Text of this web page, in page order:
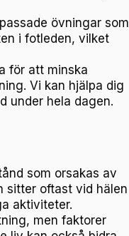
övningar som
i fotleden, vilket
för att minska
Vi kan hjälpa dig
under hela dagen.
som orsakas av
sitter oftast vid hälen
aktiviteter.
men faktorer